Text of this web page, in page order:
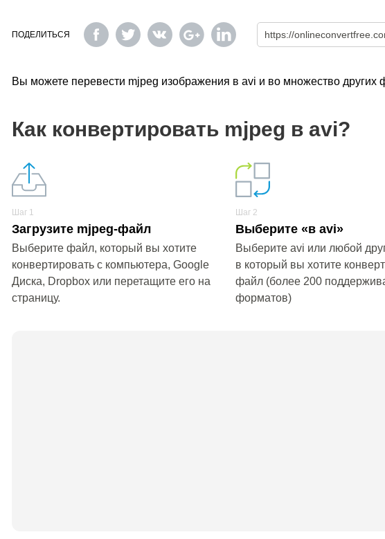
ПОДЕЛИТЬСЯ
Вы можете перевести mjpeg изображения в avi и во множество
Как конвертировать mjpeg в avi?
Шаг 1
Загрузите mjpeg-файл
Выберите файл, который вы хотите
конвертировать с компьютера, Google
Диска, Dropbox или перетащите его на
страницу.
Шаг 2
Выберите «в avi»
Выберите avi или любой
в который вы хотите
файл (более 200
форматов)